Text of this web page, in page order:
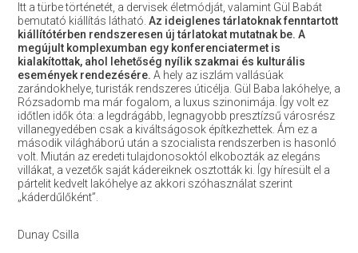
Itt a türbe történetét, a dervisek életmódját, valamint Gül Babát
bemutató kiállítás látható. Az ideiglenes tárlatoknak fenntartott
kiállítótérben rendszeresen új tárlatokat mutatnak be. A
megújult komplexumban egy konferenciatermet is
kialakítottak, ahol lehetőség nyílik szakmai és kulturális
események rendezésére. A hely az iszlám vallásúak
zarándokhelye, turisták rendszeres úticélja. Gül Baba lakóhelye, a
Rózsadomb ma már fogalom, a luxus szinonimája. Így volt ez
időtlen idők óta: a legdrágább, legnagyobb presztízsű városrész
villanegyedében csak a kiváltságosok építkezhettek. Ám ez a
második világháború után a szocialista rendszerben is hasonló
volt. Miután az eredeti tulajdonosoktól elkobozták az elegáns
villákat, a vezetők saját kádereiknek osztották ki. Így híresült el a
pártelit kedvelt lakóhelye az akkori szóhasználat szerint
„káderdűlőként”.
Dunay Csilla